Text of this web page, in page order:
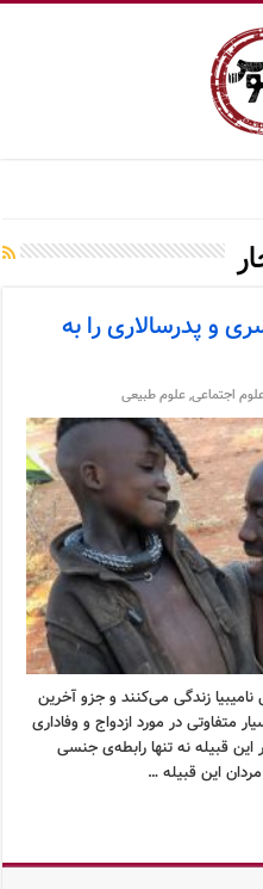
و پدرسالاری را به
اجتماعی,علوم طبیعی
زندگی می‌کنند و جزو آخرین
متفاوتی در مورد ازدواج و وفاداری
این قبیله نه تنها رابطه‌ی جنسی
این قبیله …